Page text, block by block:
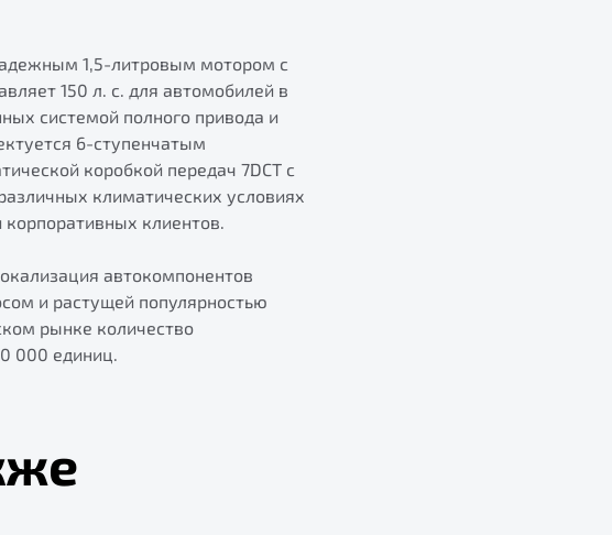
1,5-литровым мотором с
150 л. с. для автомобилей в
системой полного привода и
6-ступенчатым
коробкой передач 7DCT с
климатических условиях
клиентов.
автокомпонентов
и растущей популярностью
рынке количество
000 единиц.